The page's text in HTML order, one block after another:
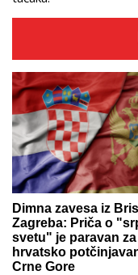
Dimna zavesa iz
Zagreba: Priča o
svetu" je paravan za
hrvatsko
Crne Gore